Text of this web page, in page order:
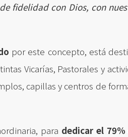
fidelidad con Dios, con
por este concepto, está
Vicarías, Pastorales y
capillas y centros de
para dedicar el